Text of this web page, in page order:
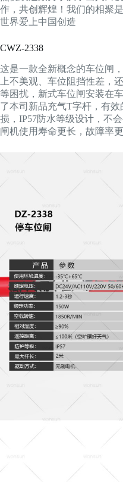
作，共创辉煌！我们的相聚
世界爱上中国创造
CWZ-2338
这是一款全新概念的车位闸
上不美观、车位阻挡性差，
等困扰，新式车位闸安装在
了本司新品充气T字杆，有
损，IP57防水等级设计，不
闸机使用寿命更长，故障率更